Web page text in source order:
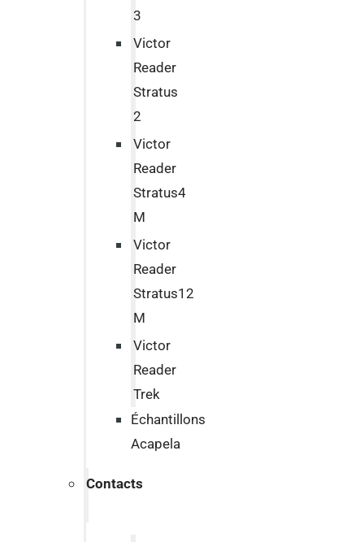
3
Victor
Reader
Stratus
2
Victor
Reader
Stratus4
M
Victor
Reader
Stratus12
M
Victor
Reader
Trek
Échantillons
Acapela
Contacts